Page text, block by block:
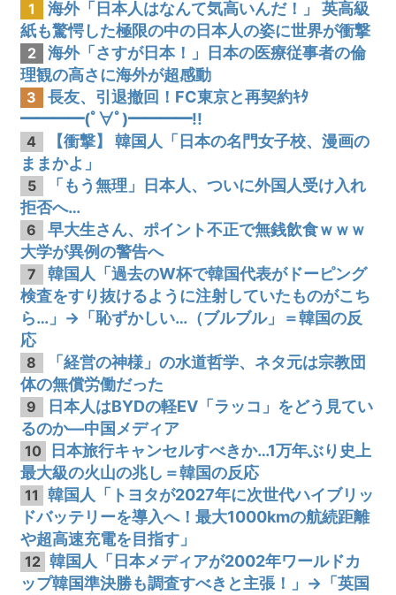
1
海外「日本人はなんて気高いんだ！」 英高級
紙も驚愕した極限の中の日本人の姿に世界が衝撃
2
海外「さすが日本！」日本の医療従事者の倫
理観の高さに海外が超感動
3
長友、引退撤回！FC東京と再契約ｷﾀ
━━━━(ﾟ∀ﾟ)━━━━!!
4
【衝撃】 韓国人「日本の名門女子校、漫画の
ままかよ」
5
「もう無理」日本人、ついに外国人受け入れ
拒否へ…
6
早大生さん、ポイント不正で無銭飲食ｗｗｗ
大学が異例の警告へ
7
韓国人「過去のW杯で韓国代表がドーピング
検査をすり抜けるように注射していたものがこち
ら…」→「恥ずかしい…（ブルブル」＝韓国の反
応
8
「経営の神様」の水道哲学、ネタ元は宗教団
体の無償労働だった
9
日本人はBYDの軽EV「ラッコ」をどう見てい
るのか―中国メディア
10
日本旅行キャンセルすべきか…1万年ぶり史上
最大級の火山の兆し＝韓国の反応
11
韓国人「トヨタが2027年に次世代ハイブリッ
ドバッテリーを導入へ！最大1000kmの航続距離
や超高速充電を目指す」
12 韓国人「日本メディアが2002年ワールドカ
ップ韓国準決勝も調査すべきと主張！」→「英国